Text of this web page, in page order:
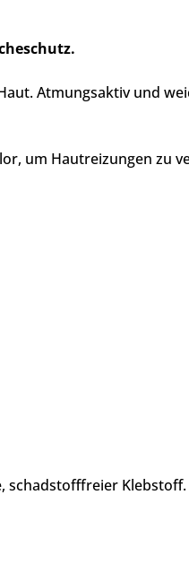
Atmungsaktiv und
um Hautreizungen zu
schadstofffreier Klebstoff.